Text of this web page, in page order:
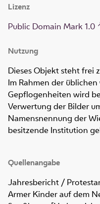
Lizenz
Public Domain Mark 1.0
Nutzung
Dieses Objekt steht frei
Im Rahmen der
Gepflogenheiten wird
Verwertung der Bilder
Namensnennung der
besitzende Institution
Quellenangabe
Jahresbericht /
Armer Kinder auf dem